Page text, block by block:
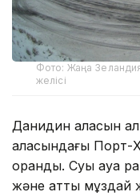
Фото: Жаңа
желісі
Данидин қаласын
қаласындағы Порт-
оранды. Суық ауа
және қатты мұздай